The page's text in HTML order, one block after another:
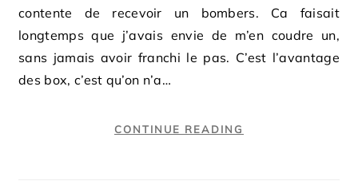
contente de recevoir un bombers. Ca faisait
longtemps que j’avais envie de m’en coudre un,
sans jamais avoir franchi le pas. C’est l’avantage
des box, c’est qu’on n’a…
CONTINUE READING